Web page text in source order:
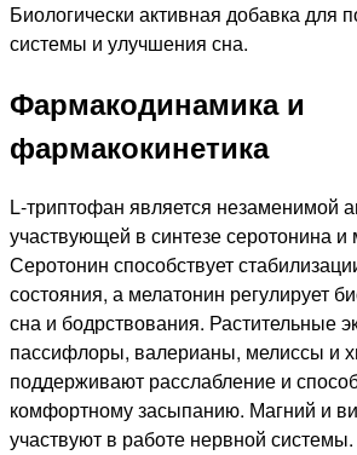
Биологически активная добавка для
системы и улучшения сна.
Фармакодинамика и
фармакокинетика
L‑триптофан является незаменимой
участвующей в синтезе серотонина и
Серотонин способствует
состояния, а мелатонин регулирует
сна и бодрствования. Растительные
пассифлоры, валерианы, мелиссы и
поддерживают расслабление и
комфортному засыпанию. Магний и
участвуют в работе нервной системы.